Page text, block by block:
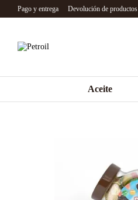
Перейти к основному контенту
Pago y entrega Devolución de productos
Aceite